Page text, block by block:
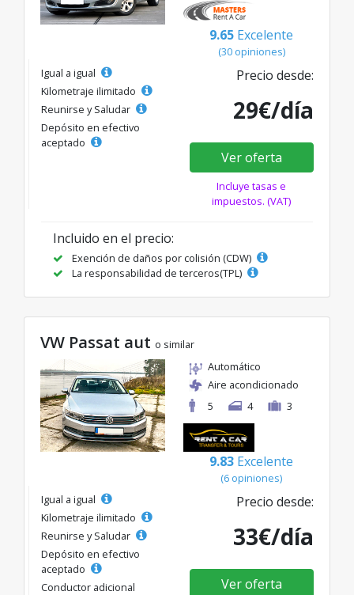
9.65 Excelente
(30 opiniones)
Igual a igual
Kilometraje ilimitado
Reunirse y Saludar
Depósito en efectivo
aceptado
Precio desde:
29€/día
Ver oferta
Incluye tasas e
impuestos. (VAT)
Incluido en el precio:
Exención de daños por colisión (CDW)
La responsabilidad de terceros(TPL)
VW Passat aut o similar
Automático
Aire acondicionado
5
4 3
9.83 Excelente
(6 opiniones)
Igual a igual
Kilometraje ilimitado
Reunirse y Saludar
Depósito en efectivo
aceptado
Conductor adicional
Precio desde:
33€/día
Ver oferta